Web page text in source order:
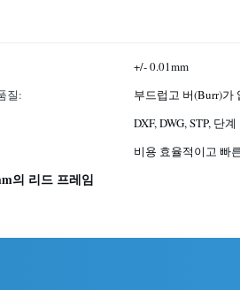
+/- 0.01mm
질:
부드럽고 버(Burr)가
DXF, DWG, STP, 단계
비용 효율적이고 빠
의 리드 프레임